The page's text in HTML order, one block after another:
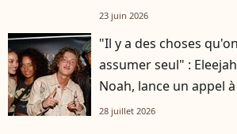
23 juin 2026
"Il y a des choses
assumer seul" :
Noah, lance un appel
28 juillet 2026